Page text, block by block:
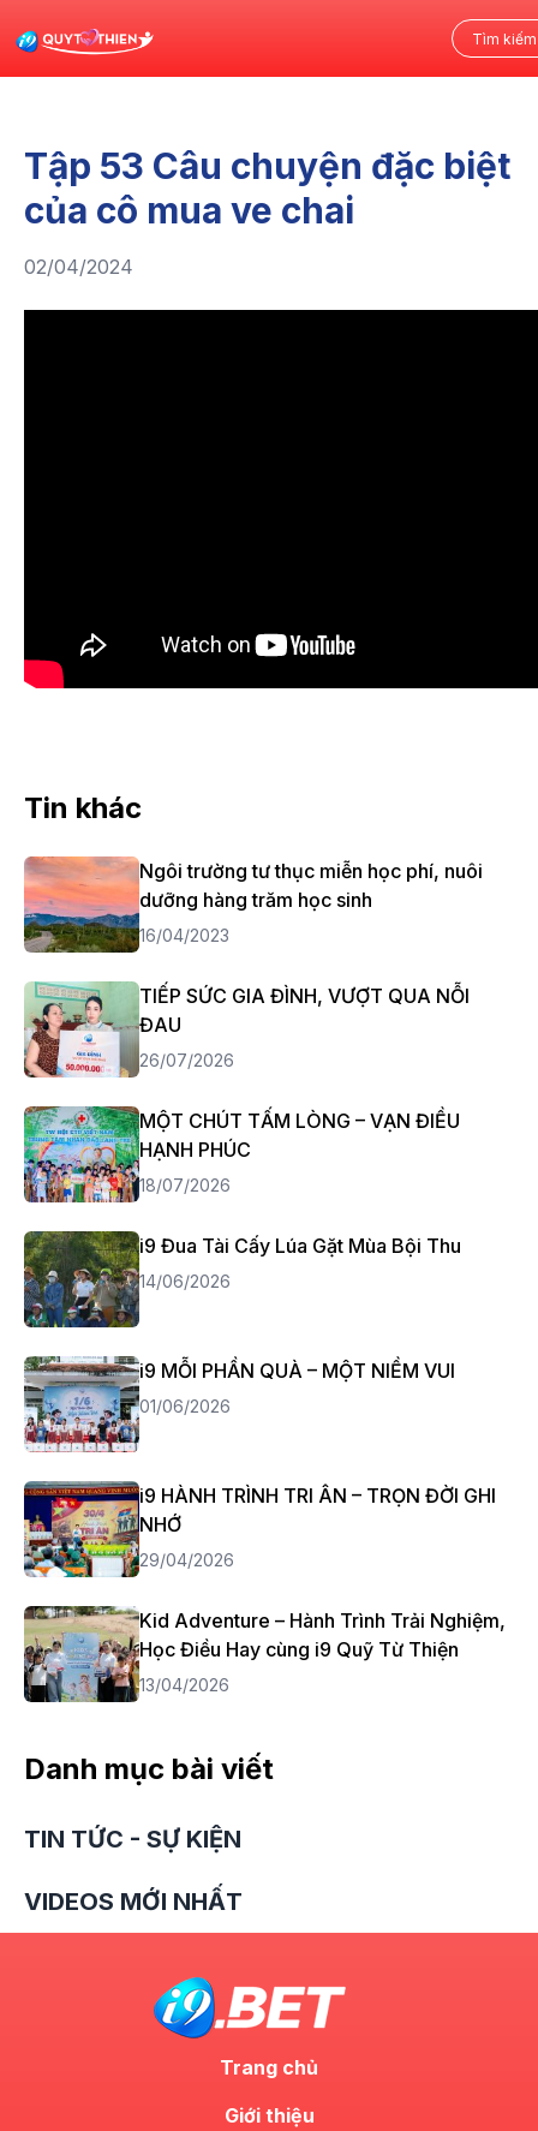
Tập 53 Câu chuyện đặc biệt
của cô mua ve chai
02/04/2024
Tin khác
Ngôi trường tư thục miễn học phí, nuôi
dưỡng hàng trăm học sinh
16/04/2023
TIẾP SỨC GIA ĐÌNH, VƯỢT QUA NỖI
ĐAU
26/07/2026
MỘT CHÚT TẤM LÒNG – VẠN ĐIỀU
HẠNH PHÚC
18/07/2026
i9 Đua Tài Cấy Lúa Gặt Mùa Bội Thu
14/06/2026
i9 MỖI PHẦN QUÀ – MỘT NIỀM VUI
01/06/2026
i9 HÀNH TRÌNH TRI ÂN – TRỌN ĐỜI GHI
NHỚ
29/04/2026
Kid Adventure – Hành Trình Trải Nghiệm,
Học Điều Hay cùng i9 Quỹ Từ Thiện
13/04/2026
Danh mục bài viết
TIN TỨC - SỰ KIỆN
VIDEOS MỚI NHẤT
Trang chủ
Giới thiệu